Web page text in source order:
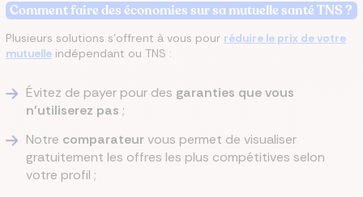
Comment faire des économies sur sa mutuelle santé TNS ?
Plusieurs solutions s'offrent à vous pour réduire le prix de votre
mutuelle indépendant ou TNS :
Évitez de payer pour des garanties que vous
n’utiliserez pas ;
Notre comparateurvous permet de visualiser
gratuitement les offres les plus compétitives selon
votre profil ;